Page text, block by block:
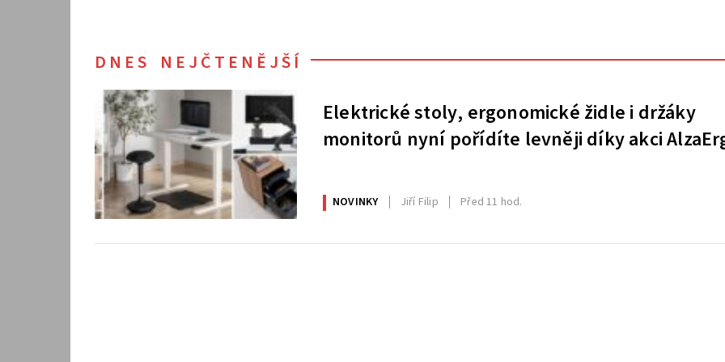
DNES NEJČTENĚJŠÍ
Elektrické stoly, ergonomické židle i držáky
monitorů nyní pořídíte levněji díky akci
NOVINKY Jiří Filip Před 11 hod.